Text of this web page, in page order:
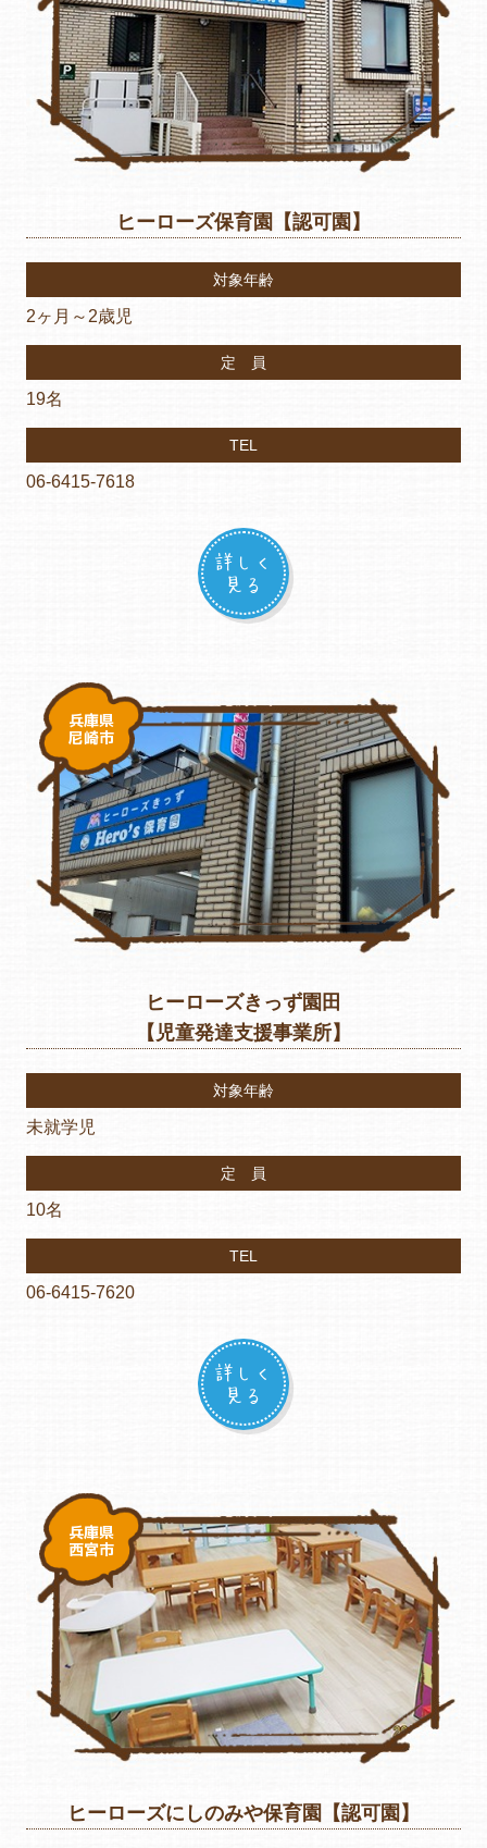
ヒーローズ保育園【認可園】
対象年齢
2ヶ月～2歳児
定 員
19名
TEL
06-6415-7618
詳しく
見る
兵庫県
尼崎市
ヒーローズきっず園田
【児童発達支援事業所】
対象年齢
未就学児
定 員
10名
TEL
06-6415-7620
詳しく
見る
兵庫県
西宮市
ヒーローズにしのみや保育園【認可園】